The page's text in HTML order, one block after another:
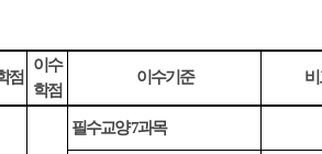
점
이수
학점
이수기준 비
필수교양7과목